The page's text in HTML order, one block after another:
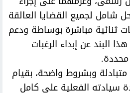
شامل لجميع القضايا العالقة
ثنائية مباشرة بوساطة ودعم
البند عن إبداء الرغبات
محددة.
متبادلة وبشروط واضحة، بقيام
سيادته الفعلية على كامل